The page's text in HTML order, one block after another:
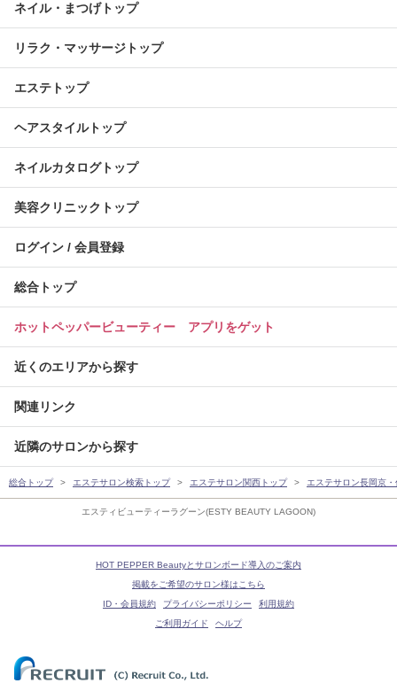
エスティビューティーラグーン(ESTY BEAUTY LAGOON)
ネイル・まつげトップ
リラク・マッサージトップ
エステトップ
ヘアスタイルトップ
ネイルカタログトップ
美容クリニックトップ
ログイン / 会員登録
総合トップ
ホットペッパービューティー アプリをゲット
近くのエリアから探す
関連リンク
近隣のサロンから探す
総合トップ エステサロン検索トップ エステサロン関西トップ エステサロン長岡京
HOT PEPPER Beautyとサロンボード導入のご案内
掲載をご希望のサロン様はこちら
ID・会員規約
プライバシーポリシー
利用規約
ご利用ガイド
ヘルプ